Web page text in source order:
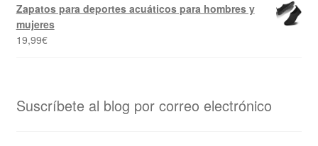
Zapatos para deportes acuáticos para hombres y
mujeres
19,99€
Suscríbete al blog por correo electrónico